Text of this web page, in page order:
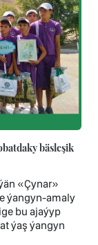
bäsleşik
«Çynar»
ýangyn-amaly
bu ajaýyp
ýaş ýangyn